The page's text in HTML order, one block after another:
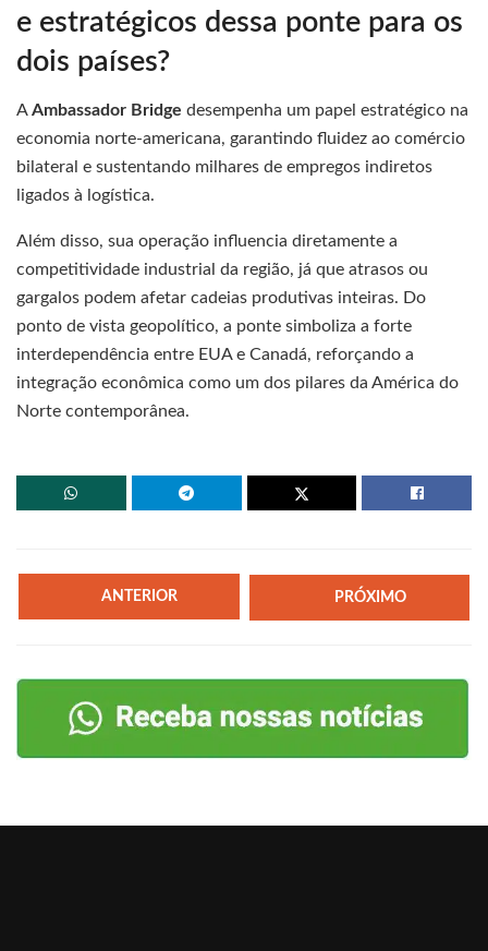
e estratégicos dessa ponte para os
dois países?
AAmbassador Bridge desempenha um papel estratégico na
economia norte-americana, garantindo fluidez ao comércio
bilateral e sustentando milhares de empregos indiretos
ligados à logística.
Além disso, sua operação influencia diretamente a
competitividade industrial da região, já que atrasos ou
gargalos podem afetar cadeias produtivas inteiras. Do
ponto de vista geopolítico, a ponte simboliza a forte
interdependência entre EUA e Canadá, reforçando a
integração econômica como um dos pilares da América do
Norte contemporânea.
ANTERIOR PRÓXIMO